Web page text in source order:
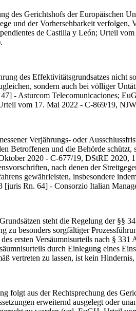
Gerichtshofs der Europäischen
und der Vorhersehbarkeit
de Castilla y León; Urteil
des Effektivitätsgrundsatzes nicht so
sondern auch bei völliger
- Asturcom Telecomunicaciones;
vom 17. Mai 2022 - C-869/19,
Verjährungs- oder
Betroffenen und die Behörde
2020 - C-677/19, DStRE 2020,
nach denen der
gewährleisten, insbesondere
[juris Rn. 64] - Consorzio Italian
steht die Regelung der §§
zu besonders sorgfältiger
ersten Versäumnisurteils nach §
durch Einlegung eines
vertreten zu lassen, ist kein
aus der Rechtsprechung des
erweiternd ausgelegt oder